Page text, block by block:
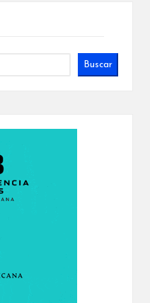
Buscar